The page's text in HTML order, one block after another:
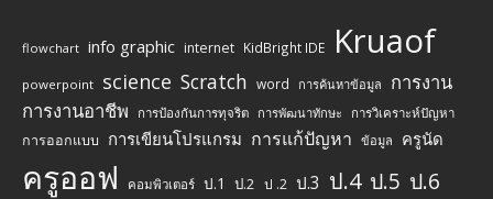
flowchart info graphic internet KidBright IDE Kruaof
powerpoint science Scratch word การค้นหาข้อมูล
การงาน
การงานอาชีพ
การป้องกันการทุจริต การพัฒนาทักษะ การวิเคราะห์ปัญหา
การออกแบบ การเขียนโปรแกรม การแก้ปัญหา ข้อมูล ครูนัด
ครูออฟ คอมพิวเตอร์ ป.1 ป.2 ป .2 ป.3 ป.4 ป.5 ป.6